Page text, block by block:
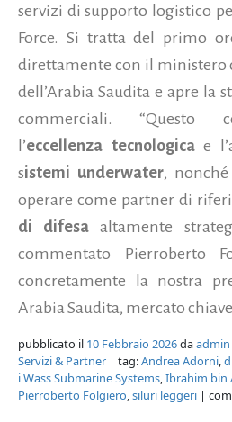
servizi di supporto logistico
Force. Si tratta del primo
direttamente con il ministero
dell’Arabia Saudita e apre la
commerciali. “Questo
l’eccellenza tecnologicae
sistemi underwater,
operare come partner di
di difesa altamente
commentato Pierroberto
concretamente la nostra
Arabia Saudita, mercato
pubblicato il 10 Febbraio 2026daadmin
Servizi & Partner | tag:Andrea Adorni,
i Wass Submarine Systems,Ibrahim bin
Pierroberto Folgiero,siluri leggeri |